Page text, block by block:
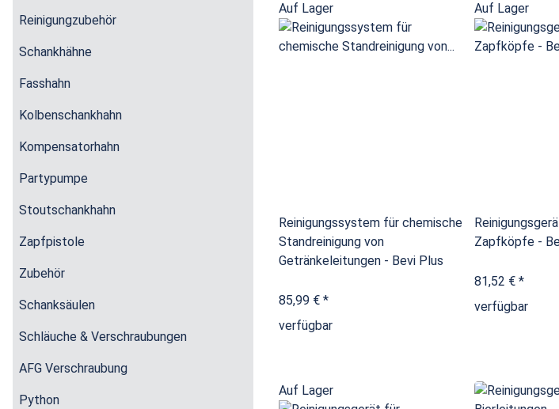
Auf Lager
Reinigungssystem für chemische
Standreinigung von
Getränkeleitungen - Bevi Plus
85,99 € *
verfügbar
Auf Lager
Zapfköpfe -
81,52 € *
verfügbar
Auf Lager
Reinigungzubehör
Schankhähne
Fasshahn
Kolbenschankhahn
Kompensatorhahn
Partypumpe
Stoutschankhahn
Zapfpistole
Zubehör
Schanksäulen
Schläuche & Verschraubungen
AFG Verschraubung
Python